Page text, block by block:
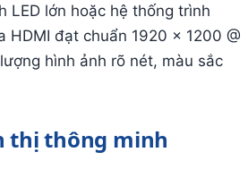
LED lớn hoặc hệ thống trình
HDMI đạt chuẩn 1920 × 1200 @
hình ảnh rõ nét, màu sắc
thị thông minh